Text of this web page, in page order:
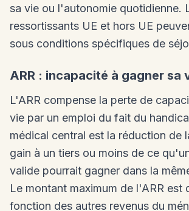
sa vie ou l'autonomie quotidienne.
ressortissants UE et hors UE
sous conditions spécifiques de
ARR : incapacité à gagner sa
L'ARR compense la perte de
vie par un emploi du fait du
médical central est la réduction de
gain à un tiers ou moins de ce
valide pourrait gagner dans la
Le montant maximum de l'ARR est
fonction des autres revenus du